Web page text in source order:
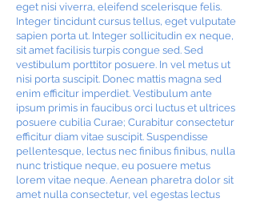
eget nisi viverra, eleifend scelerisque felis.
Integer tincidunt cursus tellus, eget vulputate
sapien porta ut. Integer sollicitudin ex neque,
sit amet facilisis turpis congue sed. Sed
vestibulum porttitor posuere. In vel metus ut
nisi porta suscipit. Donec mattis magna sed
enim efficitur imperdiet. Vestibulum ante
ipsum primis in faucibus orci luctus et ultrices
posuere cubilia Curae; Curabitur consectetur
efficitur diam vitae suscipit. Suspendisse
pellentesque, lectus nec finibus finibus, nulla
nunc tristique neque, eu posuere metus
lorem vitae neque. Aenean pharetra dolor sit
amet nulla consectetur, vel egestas lectus